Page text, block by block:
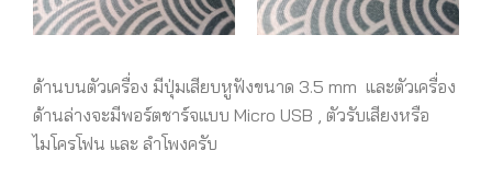
ด้านบนตัวเครื่อง มีปุ่มเสียบหูฟังขนาด 3.5 mm และตัวเครื่อง
ด้านล่างจะมีพอร์ตชาร์จแบบ Micro USB , ตัวรับเสียงหรือ
ไมโครโฟน และ ลำโพงครับ